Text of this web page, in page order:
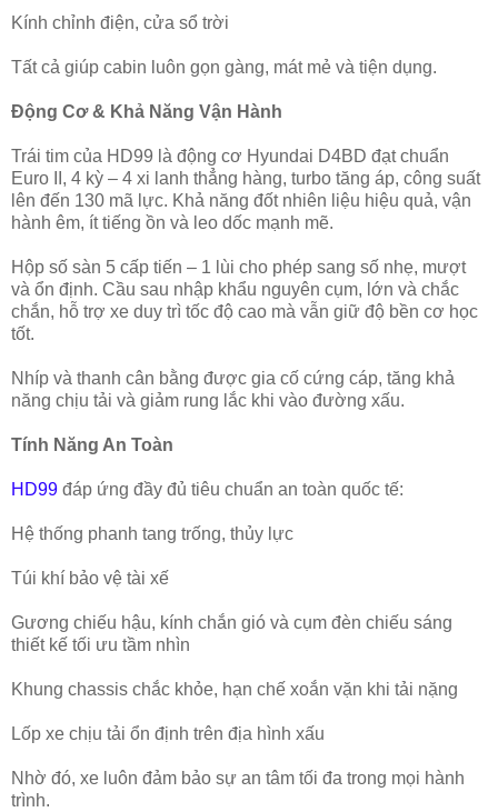
Kính chỉnh điện, cửa sổ trời
Tất cả giúp cabin luôn gọn gàng, mát mẻ và tiện dụng.
Động Cơ & Khả Năng Vận Hành
Trái tim của HD99 là động cơ Hyundai D4BD đạt chuẩn
Euro II, 4 kỳ – 4 xi lanh thẳng hàng, turbo tăng áp, công suất
lên đến 130 mã lực. Khả năng đốt nhiên liệu hiệu quả, vận
hành êm, ít tiếng ồn và leo dốc mạnh mẽ.
Hộp số sàn 5 cấp tiến – 1 lùi cho phép sang số nhẹ, mượt
và ổn định. Cầu sau nhập khẩu nguyên cụm, lớn và chắc
chắn, hỗ trợ xe duy trì tốc độ cao mà vẫn giữ độ bền cơ học
tốt.
Nhíp và thanh cân bằng được gia cố cứng cáp, tăng khả
năng chịu tải và giảm rung lắc khi vào đường xấu.
Tính Năng An Toàn
HD99 đáp ứng đầy đủ tiêu chuẩn an toàn quốc tế:
Hệ thống phanh tang trống, thủy lực
Túi khí bảo vệ tài xế
Gương chiếu hậu, kính chắn gió và cụm đèn chiếu sáng
thiết kế tối ưu tầm nhìn
Khung chassis chắc khỏe, hạn chế xoắn vặn khi tải nặng
Lốp xe chịu tải ổn định trên địa hình xấu
Nhờ đó, xe luôn đảm bảo sự an tâm tối đa trong mọi hành
trình.